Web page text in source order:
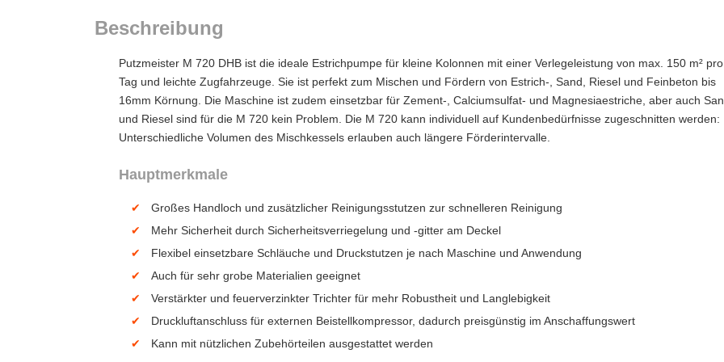
Beschreibung
Putzmeister M 720 DHB ist die ideale Estrichpumpe für kleine Kolonnen mit einer Verlegeleistung von max. 150 m² pro
Tag und leichte Zugfahrzeuge. Sie ist perfekt zum Mischen und Fördern von Estrich-, Sand, Riesel und Feinbeton bis
16mm Körnung. Die Maschine ist zudem einsetzbar für Zement-, Calciumsulfat- und Magnesiaestriche, aber auch
und Riesel sind für die M 720 kein Problem. Die M 720 kann individuell auf Kundenbedürfnisse zugeschnitten werden:
Unterschiedliche Volumen des Mischkessels erlauben auch längere Förderintervalle.
Hauptmerkmale
Großes Handloch und zusätzlicher Reinigungsstutzen zur schnelleren Reinigung
Mehr Sicherheit durch Sicherheitsverriegelung und -gitter am Deckel
Flexibel einsetzbare Schläuche und Druckstutzen je nach Maschine und Anwendung
Auch für sehr grobe Materialien geeignet
Verstärkter und feuerverzinkter Trichter für mehr Robustheit und Langlebigkeit
Druckluftanschluss für externen Beistellkompressor, dadurch preisgünstig im Anschaffungswert
Kann mit nützlichen Zubehörteilen ausgestattet werden